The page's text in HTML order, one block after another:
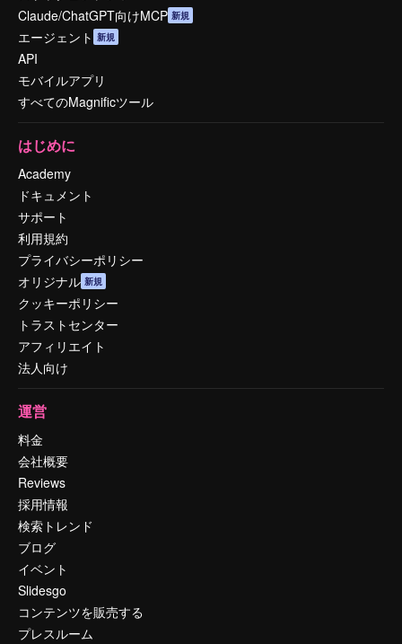
Claude/ChatGPT向けMCP 新規
エージェント 新規
API
モバイルアプリ
すべてのMagnificツール
はじめに
Academy
ドキュメント
サポート
利用規約
プライバシーポリシー
オリジナル 新規
クッキーポリシー
トラストセンター
アフィリエイト
法人向け
運営
料金
会社概要
Reviews
採用情報
検索トレンド
ブログ
イベント
Slidesgo
コンテンツを販売する
プレスルーム